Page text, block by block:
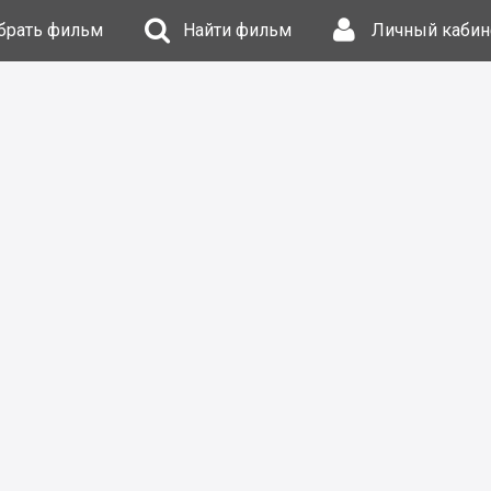
фильм Найти фильм Личный